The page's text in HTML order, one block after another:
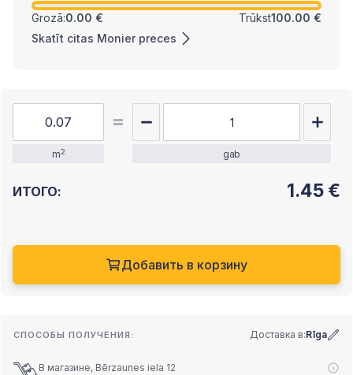
Grozā:0.00 € Trūkst100.00 €
Skatīt citas Monier preces
m2 gab
ИТОГО: 1.45 €
Добавить в корзину
СПОСОБЫ ПОЛУЧЕНИЯ: Доставка в:Rīga
В магазине, Bērzaunes iela 12